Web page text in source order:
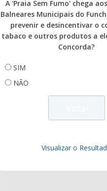
A 'Praia Sem Fumo' chega
Balneares Municipais do
prevenir e desincentivar o
tabaco e outros produtos a
Concorda?
SIM
NÃO
Visualizar o